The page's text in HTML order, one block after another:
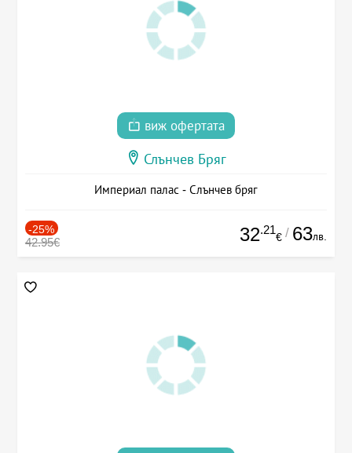
виж офертата
Слънчев Бряг
Империал палас - Слънчев бряг
-25%
42.95€ 32.21
€ / 63лв.